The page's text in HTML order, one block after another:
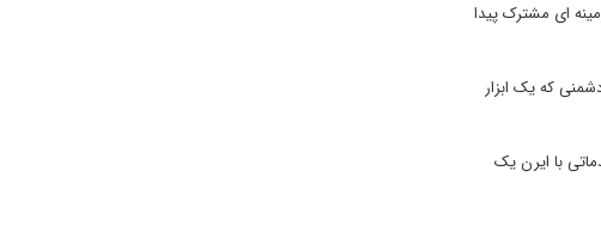
ای مشترک پیدا
که یک ابزار
مقدماتی با ایرن یک